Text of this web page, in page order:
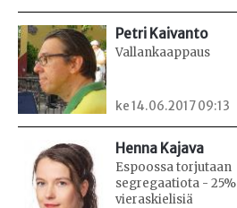
Petri Kaivanto
Vallankaappaus
ke 14.06.2017 09:13
Henna Kajava
Espoossa torjutaan
segregaatiota - 25%
vieraskielisiä